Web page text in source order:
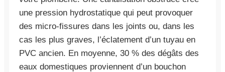
une pression hydrostatique qui peut provoquer
des micro-fissures dans les joints ou, dans les
cas les plus graves, l’éclatement d’un tuyau en
PVC ancien. En moyenne, 30 % des dégâts des
eaux domestiques proviennent d’un bouchon